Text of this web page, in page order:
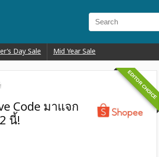
Day Sale Mid Year Sale
EDITOR CHOICE
Code มาแจก
นี้!